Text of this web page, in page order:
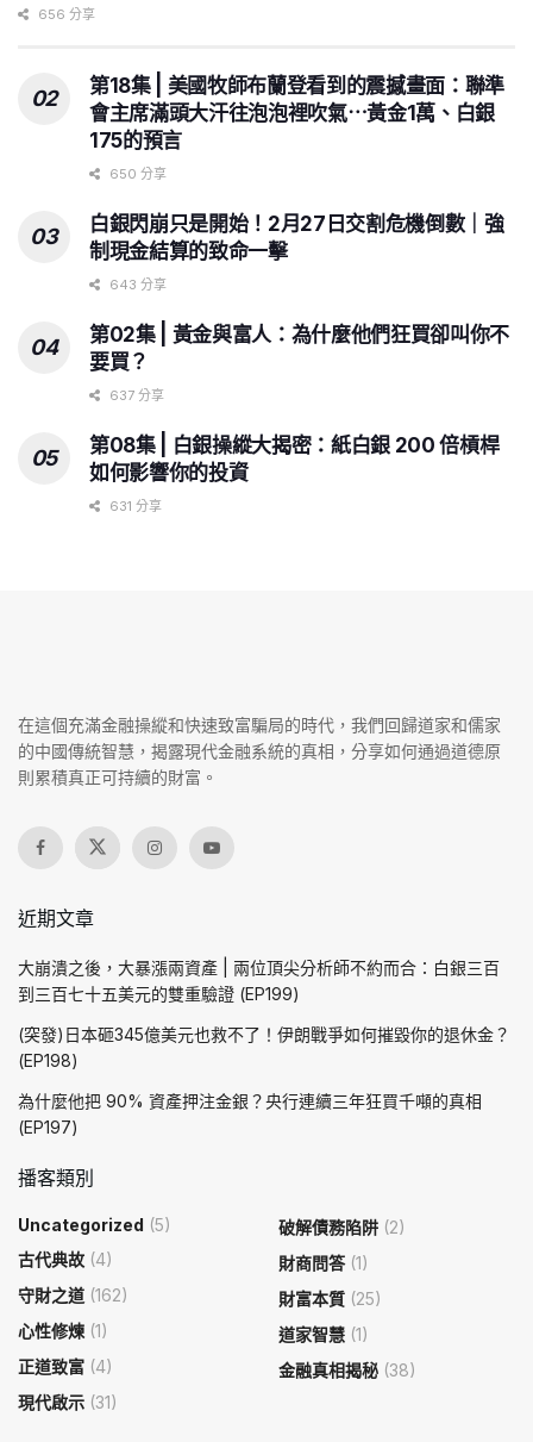
656 分享
第18集 | 美國牧師布蘭登看到的震撼畫面：聯準
會主席滿頭大汗往泡泡裡吹氣⋯黃金1萬、白銀
175的預言
650 分享
白銀閃崩只是開始！2月27日交割危機倒數｜強
制現金結算的致命一擊
643 分享
第02集 | 黃金與富人：為什麼他們狂買卻叫你不
要買？
637 分享
第08集 | 白銀操縱大揭密：紙白銀 200 倍槓桿
如何影響你的投資
631 分享
在這個充滿金融操縱和快速致富騙局的時代，我們回歸道家和儒家
的中國傳統智慧，揭露現代金融系統的真相，分享如何通過道德原
則累積真正可持續的財富。
近期文章
大崩潰之後，大暴漲兩資產 | 兩位頂尖分析師不約而合：白銀三百
到三百七十五美元的雙重驗證 (EP199)
(突發)日本砸345億美元也救不了！伊朗戰爭如何摧毀你的退休金？
(EP198)
為什麼他把 90% 資產押注金銀？央行連續三年狂買千噸的真相
(EP197)
播客類別
Uncategorized (5)
古代典故 (4)
守財之道 (162)
心性修煉 (1)
正道致富 (4)
現代啟示 (31)
破解債務陷阱 (2)
財商問答(1)
財富本質 (25)
道家智慧 (1)
金融真相揭秘 (38)